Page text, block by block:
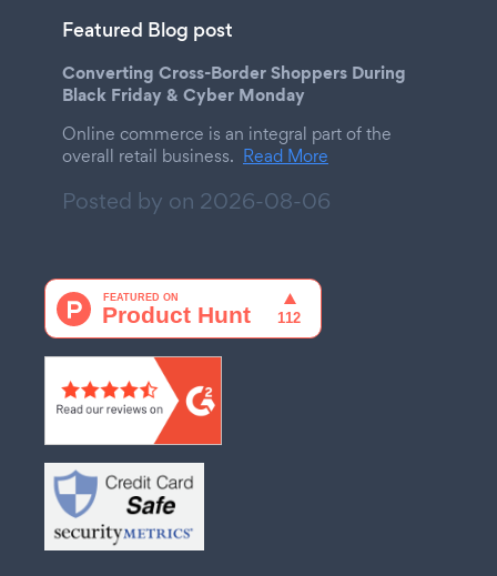
Featured Blog post
Converting Cross-Border Shoppers During
Black Friday & Cyber Monday
Online commerce is an integral part of the
overall retail business. Read More
Posted by on 2026-08-06